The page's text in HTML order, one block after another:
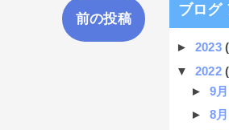
前の投稿
ブログ
► 2023
▼ 2022
► 9
► 8